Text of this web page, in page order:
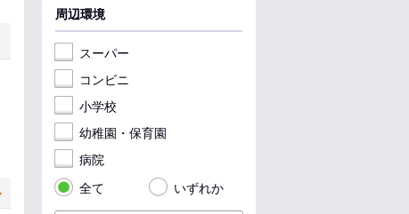
周辺環境
スーパー
コンビニ
小学校
幼稚園・保育園
病院
全て
いずれか